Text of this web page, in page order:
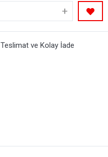
+
Teslimat ve Kolay İade